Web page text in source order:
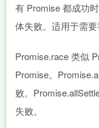
有 Promise 都成功
体失败。适用于需要
Promise.race 类似
Promise。
败。
失败。